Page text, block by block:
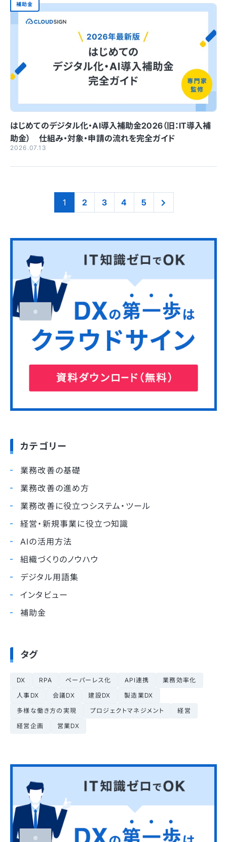
補助金
2026.07.13
はじめてのデジタル化・AI導入補助金2026（旧：IT導入補
助金） 仕組み・対象・申請の流れを完全ガイド
1 2 3 4 5
カテゴリー
業務改善の基礎
業務改善の進め方
業務改善に役立つシステム・ツール
経営・新規事業に役立つ知識
AIの活用方法
組織づくりのノウハウ
デジタル用語集
インタビュー
補助金
タグ
DX RPA ペーパーレス化 API連携
業務効率化
人事DX
会議DX 建設DX
製造業DX
多様な働き方の実現
プロジェクトマネジメント
経営
経営企画
営業DX